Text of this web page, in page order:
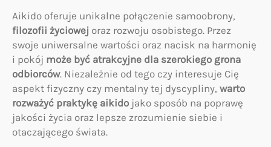
Aikido oferuje unikalne połączenie samoobrony,
filozofii życiowej oraz rozwoju osobistego. Przez
swoje uniwersalne wartości oraz nacisk na harmonię
i pokój może być atrakcyjne dla szerokiego grona
odbiorców. Niezależnie od tego czy interesuje Cię
aspekt fizyczny czy mentalny tej dyscypliny, warto
rozważyć praktykę aikido jako sposób na poprawę
jakości życia oraz lepsze zrozumienie siebie i
otaczającego świata.